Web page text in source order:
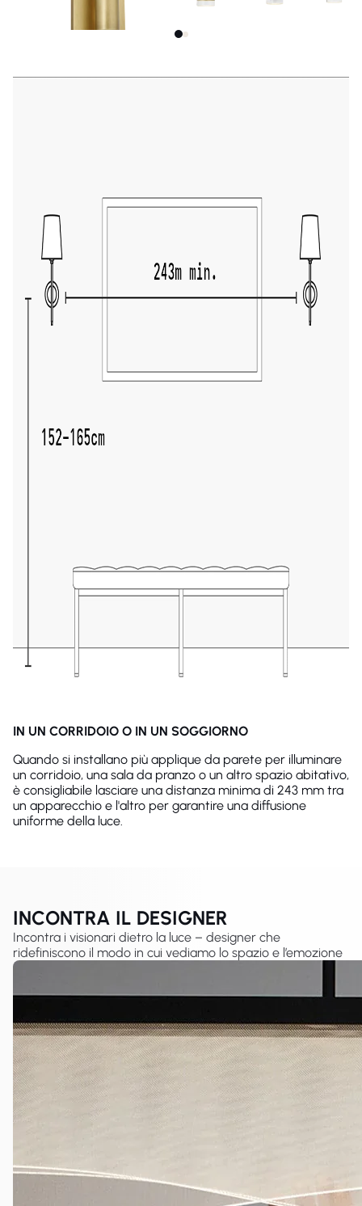
IN UN CORRIDOIO O IN UN SOGGIORNO
Quando si installano più applique da parete per illuminare
un corridoio, una sala da pranzo o un altro spazio abitativo,
è consigliabile lasciare una distanza minima di 243 mm tra
un apparecchio e l'altro per garantire una diffusione
uniforme della luce.
INCONTRA IL DESIGNER
Incontra i visionari dietro la luce – designer che
ridefiniscono il modo in cui vediamo lo spazio e l’emozione